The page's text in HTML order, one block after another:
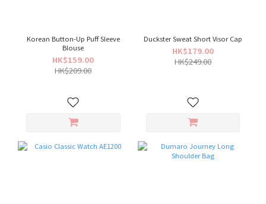
Korean Button-Up Puff Sleeve
Blouse
HK$159.00
HK$209.00
Duckster Sweat Short Visor Cap
HK$179.00
HK$249.00